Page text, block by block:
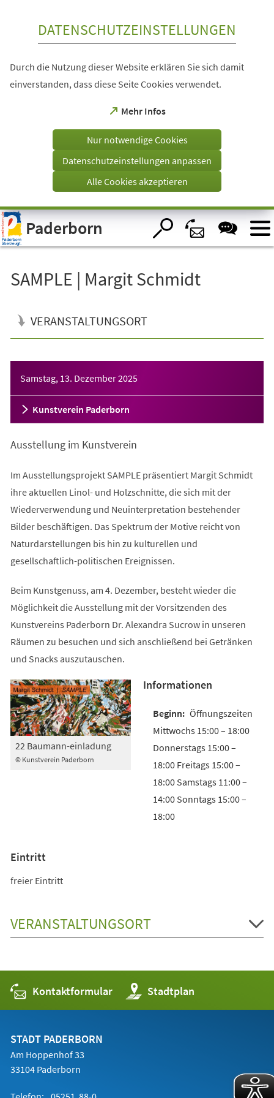
Visuelle
Assistenzsoftware
öffnen.
DATENSCHUTZEINSTELLUNGEN
Durch die Nutzung dieser Website erklären Sie sich damit
einverstanden, dass diese Seite Cookies verwendet.
Mehr Infos
(Öffnet
einem
Tab)
Nur notwendige Cookies
Datenschutzeinstellungen anpassen
Alle Cookies akzeptieren
Paderborn
SAMPLE | Margit Schmidt
VERANSTALTUNGSORT
Samstag, 13. Dezember 2025
Kunstverein Paderborn
Ausstellung im Kunstverein
Im Ausstellungsprojekt SAMPLE präsentiert Margit Schmidt
ihre aktuellen Linol- und Holzschnitte, die sich mit der
Wiederverwendung und Neuinterpretation bestehender
Bilder beschäftigen. Das Spektrum der Motive reicht von
Naturdarstellungen bis hin zu kulturellen und
gesellschaftlich-politischen Ereignissen.
Beim Kunstgenuss, am 4. Dezember, besteht wieder die
Möglichkeit die Ausstellung mit der Vorsitzenden des
Kunstvereins Paderborn Dr. Alexandra Sucrow in unseren
Räumen zu besuchen und sich anschließend bei Getränken
und Snacks auszutauschen.
© Kunstverein Paderborn
22 Baumann-einladung
Informationen
Öffnungszeiten
Mittwochs 15:00 – 18:00
Donnerstags 15:00 –
18:00 Freitags 15:00 –
18:00 Samstags 11:00 –
14:00 Sonntags 15:00 –
18:00
Eintritt
freier Eintritt
VERANSTALTUNGSORT
Kontaktformular Stadtplan
(Öffnet
in
einem
STADT PADERBORN
Am Hoppenhof 33
33104 Paderborn